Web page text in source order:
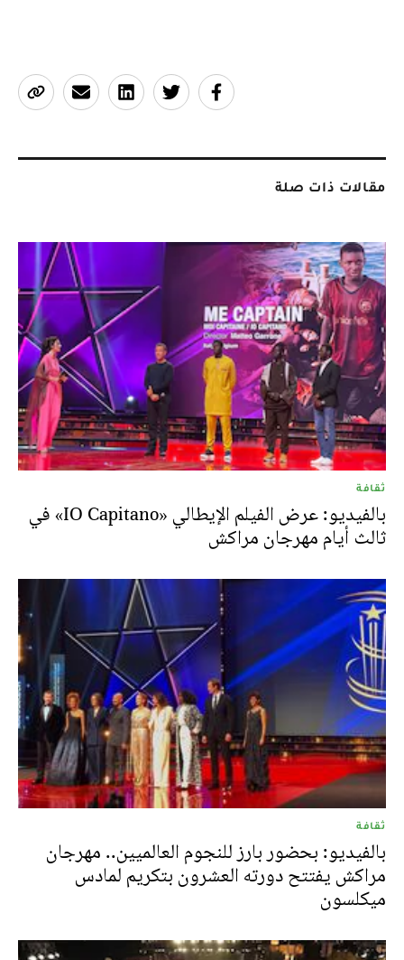
مقالات ذات صلة
ثقافة
بالفيديو: عرض الفيلم الإيطالي «IO Capitano» في
ثالث أيام مهرجان مراكش
ثقافة
بالفيديو: بحضور بارز للنجوم العالميين.. مهرجان
مراكش يفتتح دورته العشرون بتكريم لمادس
ميكلسون